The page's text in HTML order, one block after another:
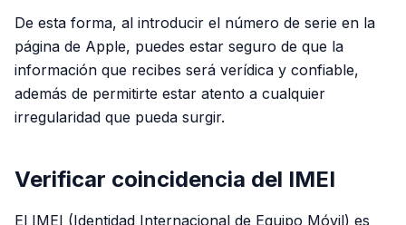
De esta forma, al introducir el número de serie en la
página de Apple, puedes estar seguro de que la
información que recibes será verídica y confiable,
además de permitirte estar atento a cualquier
irregularidad que pueda surgir.
Verificar coincidencia del IMEI
El IMEI (Identidad Internacional de Equipo Móvil) es